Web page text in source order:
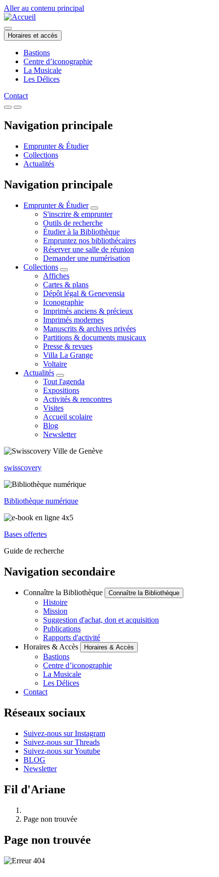
Aller au contenu principal
Horaires et accès
Bastions
Centre d’iconographie
La Musicale
Les Délices
Contact
Navigation principale
Emprunter & Étudier
Collections
Actualités
Navigation principale
Emprunter & Étudier
S'inscrire & emprunter
Outils de recherche
Étudier à la Bibliothèque
Empruntez nos bibliothécaires
Réserver une salle de réunion
Demander une numérisation
Collections
Affiches
Cartes & plans
Dépôt légal & Genevensia
Iconographie
Imprimés anciens & précieux
Imprimés modernes
Manuscrits & archives privées
Partitions & documents musicaux
Presse & revues
Villa La Grange
Voltaire
Actualités
Tout l'agenda
Expositions
Activités & rencontres
Visites
Accueil scolaire
Blog
Newsletter
swisscovery
Bibliothèque numérique
Bases offertes
Guide de recherche
Navigation secondaire
Connaître la Bibliothèque Connaître la Bibliothèque
Histoire
Mission
Suggestion d'achat, don et acquisition
Publications
Rapports d'activité
Horaires & Accès
Horaires & Accès
Bastions
Centre d’iconographie
La Musicale
Les Délices
Contact
Réseaux sociaux
Suivez-nous sur Instagram
Suivez-nous sur Threads
Suivez-nous sur Youtube
BLOG
Newsletter
Fil d'Ariane
Page non trouvée
Page non trouvée